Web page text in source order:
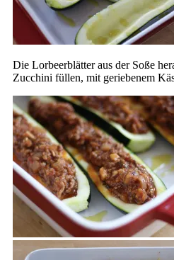
Die Lorbeerblätter aus der Soße
Zucchini füllen, mit geriebenem